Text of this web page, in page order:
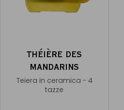
THÉIÈRE DES
MANDARINS
Teiera in ceramica - 4
tazze